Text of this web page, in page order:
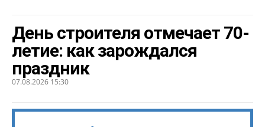
День строителя отмечает 70-
летие: как зарождался
праздник
07.08.2026 15:30